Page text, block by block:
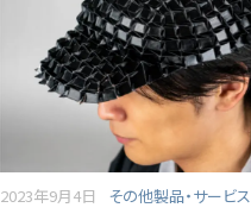
2023年9月4日 その他製品・サービス